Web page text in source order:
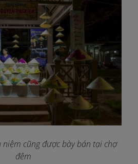
cũng được bày bán tại chợ
đêm